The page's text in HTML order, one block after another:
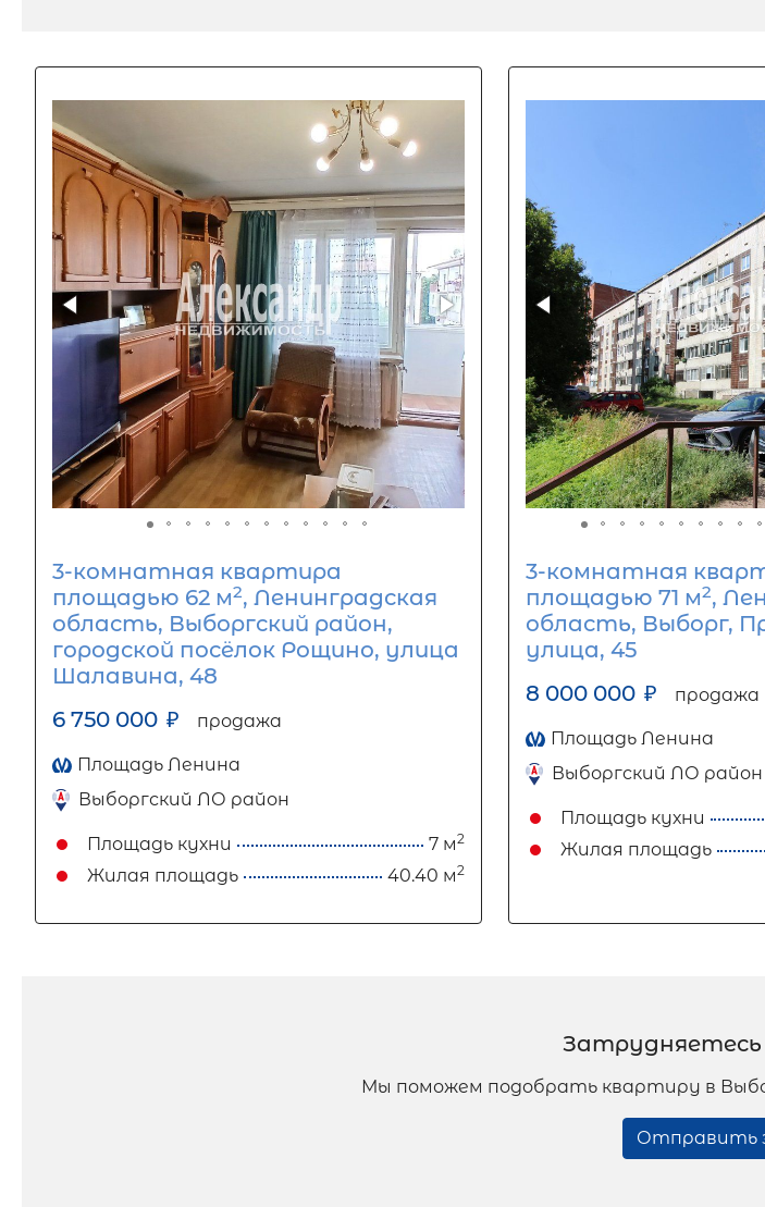
3-комнатная квартира
площадью 62 м2, Ленинградская
область, Выборгский район,
городской посёлок Рощино, улица
Шалавина, 48
6 750 000 ₽ продажа
Площадь Ленина
Выборгский ЛО район
Площадь кухни 7 м2
Жилая площадь 40.40 м2
3-комнатная
площадью 71 м2,
область, Выборг,
улица, 45
8 000 000 ₽ продажа
Площадь Ленина
Выборгский ЛО район
Площадь кухни
Жилая площадь
Затрудняетесь
Мы поможем подобрать квартиру в
Отправить